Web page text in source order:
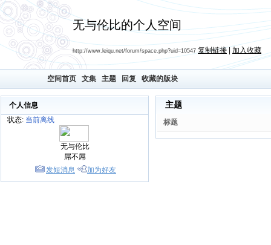
无与伦比的个人空间
http://www.leiqu.net/forum/space.php?uid=10547 复制链接 加入收藏
空间首页 文集 主题 回复 收藏的版块
个人信息
状态: 当前离线
无与伦比
屌不屌
发短消息
加为好友
主题
标题